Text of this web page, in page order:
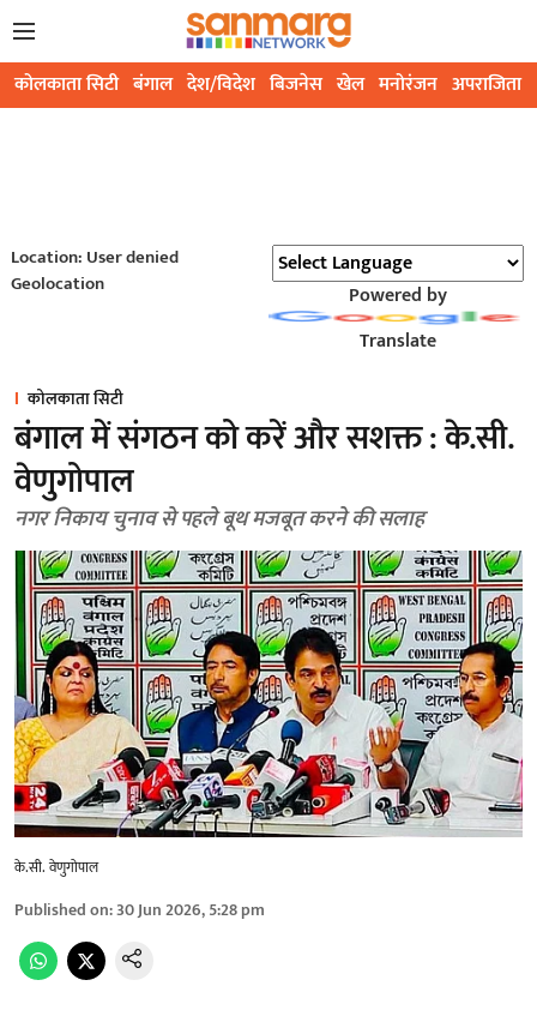
कोलकाता सिटी बंगाल देश/विदेश बिजनेस खेल मनोरंजन अपराजिता
Location: User denied
Geolocation
Powered by
Translate
कोलकाता सिटी
बंगाल में संगठन को करें और सशक्त : के.सी.
वेणुगोपाल
नगर निकाय चुनाव से पहले बूथ मजबूत करने की सलाह
के.सी. वेणुगोपाल
Published on:30 Jun 2026, 5:28 pm